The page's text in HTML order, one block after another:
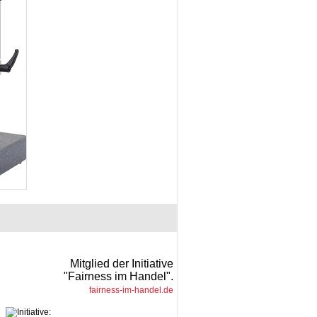
Mitglied der Initiative
"Fairness im Handel".
fairness-im-handel.de